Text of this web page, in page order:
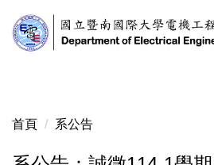
到
主
區
首頁 系公告